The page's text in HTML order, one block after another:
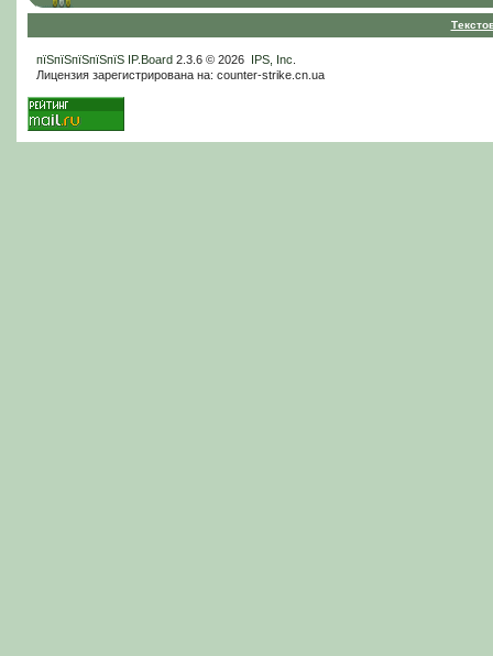
пїЅпїЅпїЅпїЅпїЅ IP.Board2.3.6 © 2026 IPS, Inc
Лицензия зарегистрирована на: counter-strike.cn.ua